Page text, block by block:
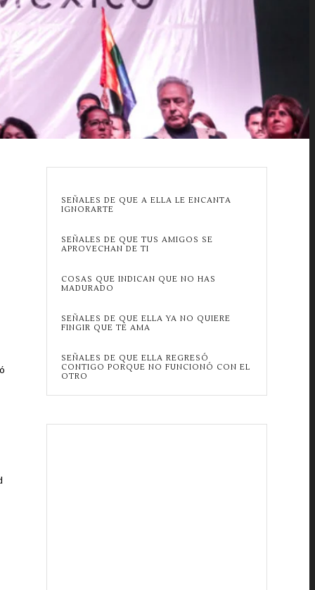
SEÑALES DE QUE A ELLA LE ENCANTA
IGNORARTE
SEÑALES DE QUE TUS AMIGOS SE
APROVECHAN DE TI
COSAS QUE INDICAN QUE NO HAS
MADURADO
SEÑALES DE QUE ELLA YA NO QUIERE
FINGIR QUE TE AMA
SEÑALES DE QUE ELLA REGRESÓ
CONTIGO PORQUE NO FUNCIONÓ CON EL
OTRO